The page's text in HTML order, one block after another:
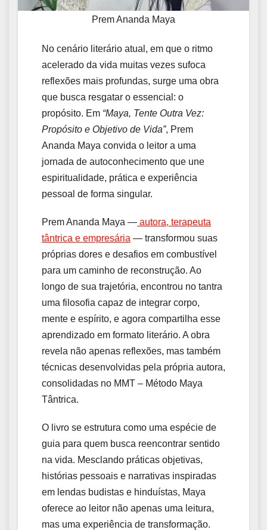
Prem Ananda Maya
No cenário literário atual, em que o ritmo
acelerado da vida muitas vezes sufoca
reflexões mais profundas, surge uma obra
que busca resgatar o essencial: o
propósito. Em “Maya, Tente Outra Vez:
Propósito e Objetivo de Vida”, Prem
Ananda Maya convida o leitor a uma
jornada de autoconhecimento que une
espiritualidade, prática e experiência
pessoal de forma singular.
Prem Ananda Maya — autora, terapeuta
tântrica e empresária — transformou suas
próprias dores e desafios em combustível
para um caminho de reconstrução. Ao
longo de sua trajetória, encontrou no tantra
uma filosofia capaz de integrar corpo,
mente e espírito, e agora compartilha esse
aprendizado em formato literário. A obra
revela não apenas reflexões, mas também
técnicas desenvolvidas pela própria autora,
consolidadas no MMT – Método Maya
Tântrica.
O livro se estrutura como uma espécie de
guia para quem busca reencontrar sentido
na vida. Mesclando práticas objetivas,
histórias pessoais e narrativas inspiradas
em lendas budistas e hinduístas, Maya
oferece ao leitor não apenas uma leitura,
mas uma experiência de transformação.